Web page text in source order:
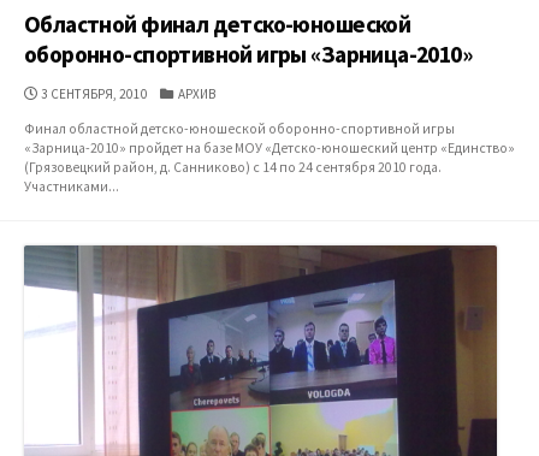
Областной финал детско-юношеской
оборонно-спортивной игры «Зарница-2010»
ДАТА
3 СЕНТЯБРЯ, 2010 КАТЕГОРИИ
АРХИВ
Финал областной детско-юношеской оборонно-спортивной игры
«Зарница-2010» пройдет на базе МОУ «Детско-юношеский центр «Единство»
(Грязовецкий район, д. Санниково) с 14 по 24 сентября 2010 года.
Участниками...